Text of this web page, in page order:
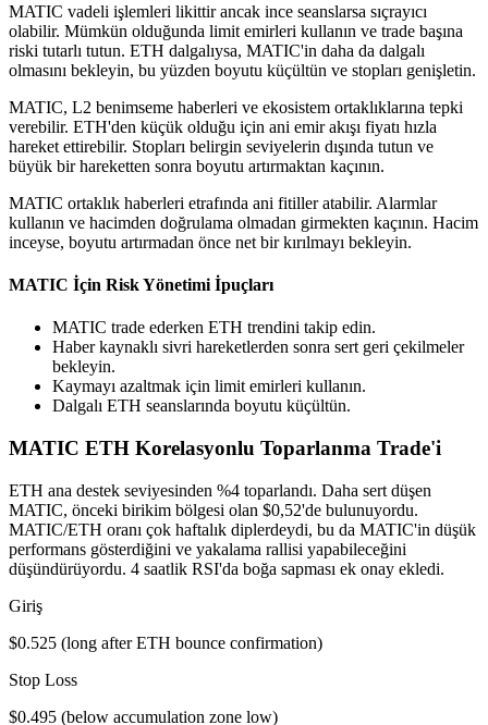
MATIC vadeli işlemleri likittir ancak ince seanslarsa sıçrayıcı
olabilir. Mümkün olduğunda limit emirleri kullanın ve trade başına
riski tutarlı tutun. ETH dalgalıysa, MATIC'in daha da dalgalı
olmasını bekleyin, bu yüzden boyutu küçültün ve stopları genişletin.
MATIC, L2 benimseme haberleri ve ekosistem ortaklıklarına tepki
verebilir. ETH'den küçük olduğu için ani emir akışı fiyatı hızla
hareket ettirebilir. Stopları belirgin seviyelerin dışında tutun ve
büyük bir hareketten sonra boyutu artırmaktan kaçının.
MATIC ortaklık haberleri etrafında ani fitiller atabilir. Alarmlar
kullanın ve hacimden doğrulama olmadan girmekten kaçının. Hacim
inceyse, boyutu artırmadan önce net bir kırılmayı bekleyin.
MATIC İçin Risk Yönetimi İpuçları
MATIC trade ederken ETH trendini takip edin.
Haber kaynaklı sivri hareketlerden sonra sert geri çekilmeler
bekleyin.
Kaymayı azaltmak için limit emirleri kullanın.
Dalgalı ETH seanslarında boyutu küçültün.
MATIC ETH Korelasyonlu Toparlanma Trade'i
ETH ana destek seviyesinden %4 toparlandı. Daha sert düşen
MATIC, önceki birikim bölgesi olan $0,52'de bulunuyordu.
MATIC/ETH oranı çok haftalık diplerdeydi, bu da MATIC'in düşük
performans gösterdiğini ve yakalama rallisi yapabileceğini
düşündürüyordu. 4 saatlik RSI'da boğa sapması ek onay ekledi.
Giriş
$0.525 (long after ETH bounce confirmation)
Stop Loss
$0.495 (below accumulation zone low)